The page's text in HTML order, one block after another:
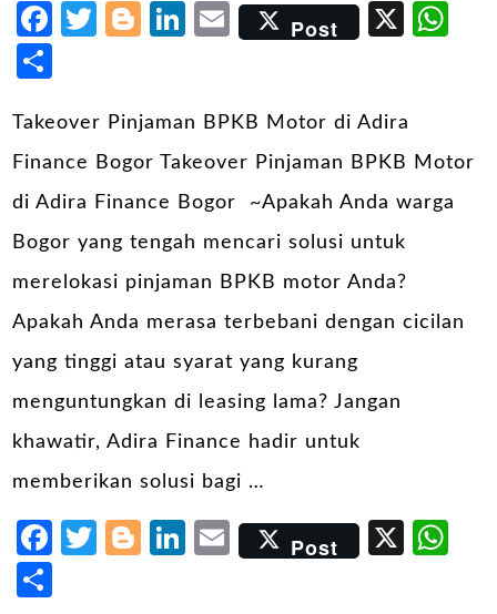
Facebook
Twitter
Blogger
LinkedIn
Email
Post X
Takeover Pinjaman BPKB Motor di Adira
Finance Bogor Takeover Pinjaman BPKB Motor
di Adira Finance Bogor ~Apakah Anda warga
Bogor yang tengah mencari solusi untuk
merelokasi pinjaman BPKB motor Anda?
Apakah Anda merasa terbebani dengan cicilan
yang tinggi atau syarat yang kurang
menguntungkan di leasing lama? Jangan
khawatir, Adira Finance hadir untuk
memberikan solusi bagi …
Facebook
Twitter
Blogger
LinkedIn
Email
Post X